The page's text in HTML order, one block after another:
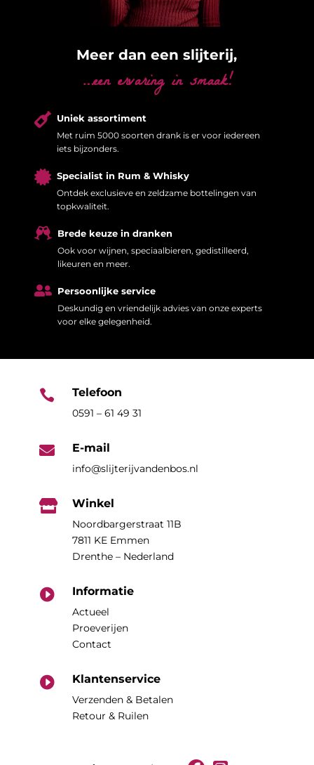
Meer dan een slijterij,
…een ervaring in smaak!
 Uniek assortiment
Met ruim 5000 soorten drank is er voor iedereen
iets bijzonders.
 Specialist in Rum & Whisky
Ontdek exclusieve en zeldzame bottelingen van
topkwaliteit.
 Brede keuze in dranken
Ook voor wijnen, speciaalbieren, gedistilleerd,
likeuren en meer.
 Persoonlijke service
Deskundig en vriendelijk advies van onze experts
voor elke gelegenheid.
 Telefoon
0591 – 61 49 31
 E-mail
info@slijterijvandenbos.nl
 Winkel
Noordbargerstraat 11B
7811 KE Emmen
Drenthe – Nederland
 Informatie
Actueel
Proeverijen
Contact
 Klantenservice
Verzenden & Betalen
Retour & Ruilen